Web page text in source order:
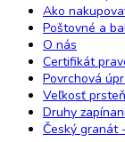
Ako
Poštovné a
O nás
Certifikát
Povrchová
Veľkosť
Druhy
Český granát